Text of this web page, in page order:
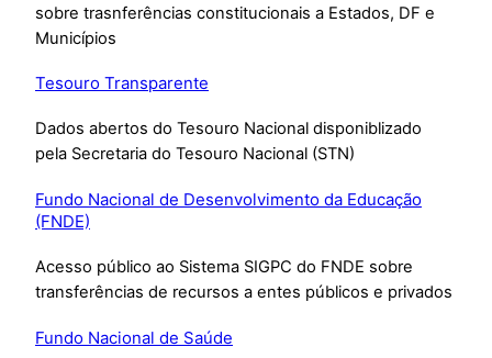
sobre trasnferências constitucionais a Estados, DF e
Municípios
Tesouro Transparente
Dados abertos do Tesouro Nacional disponiblizado
pela Secretaria do Tesouro Nacional (STN)
Fundo Nacional de Desenvolvimento da Educação
(FNDE)
Acesso público ao Sistema SIGPC do FNDE sobre
transferências de recursos a entes públicos e privados
Fundo Nacional de Saúde